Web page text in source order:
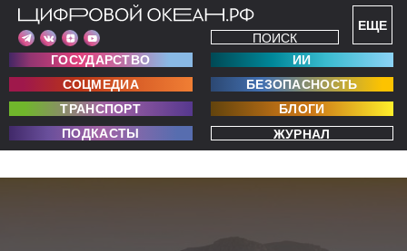
ЕЩЕ
ПОИСК
ГОСУДАРСТВО
ИИ
СОЦМЕДИА
БЕЗОПАСНОСТЬ
ТРАНСПОРТ
БЛОГИ
ПОДКАСТЫ
ЖУРНАЛ